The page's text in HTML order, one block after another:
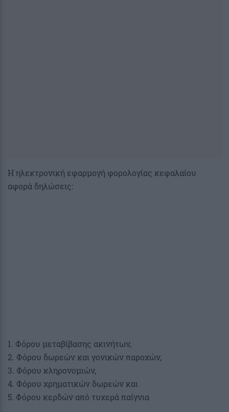
Η ηλεκτρονική εφαρμογή φορολογίας κεφαλαίου
αφορά δηλώσεις:
1. Φόρου μεταβίβασης ακινήτων,
2. Φόρου δωρεών και γονικών παροχών,
3. Φόρου κληρονομιών,
4. Φόρου χρηματικών δωρεών και
5. Φόρου κερδών από τυχερά παίγνια